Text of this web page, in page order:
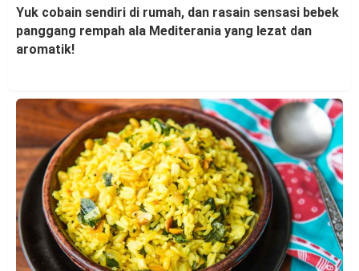
Yuk cobain sendiri di rumah, dan rasain sensasi bebek
panggang rempah ala Mediterania yang lezat dan
aromatik!